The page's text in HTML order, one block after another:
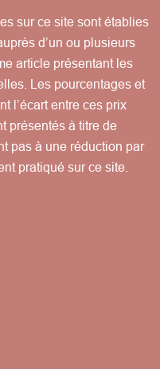
sur ce site sont établies
d’un ou plusieurs
article présentant les
Les pourcentages et
l’écart entre ces prix
présentés à titre de
pas à une réduction par
pratiqué sur ce site.